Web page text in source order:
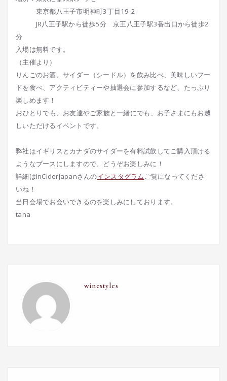
東京都八王子市明神町3丁目19-2
JR八王子駅から徒歩5分 京王八王子駅3番出口から徒歩2
分
入場は無料です。
（主催より）
りんごのお酒、サイダー（シードル）を飲み比べ、美味しいフー
ドを食べ、アクティビティーや抽選会に参加するなど、たっぷり
楽しめます！
⁡おひとりでも、お友達やご家族と一緒にでも、お子さまにもお越
しいただけるイベントです。
弊社はイギリスとカナダのサイダーを有料試飲してご購入頂ける
ようなブースにしますので、どうぞお楽しみに！
詳細はInCiderJapanさんのインスタグラム ご覧になってくださ
いね！
当日会場でお会いできるのを楽しみにしております。
tana
winestyles